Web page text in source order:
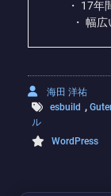
・ 17
・ 幅
海田 洋祐
esbuild ,
ル
WordPress